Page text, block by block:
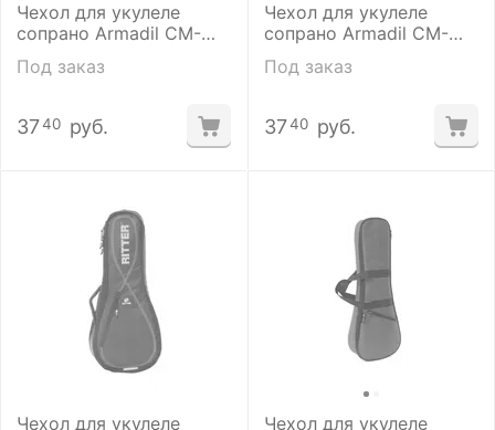
Чехол для укулеле
сопрано Armadil CM-
402 TQ
Под заказ
3740 руб.
Чехол для укулеле
сопрано Armadil CM-
402 PP
Под заказ
3740 руб.
Чехол для укулеле
Чехол для укулеле